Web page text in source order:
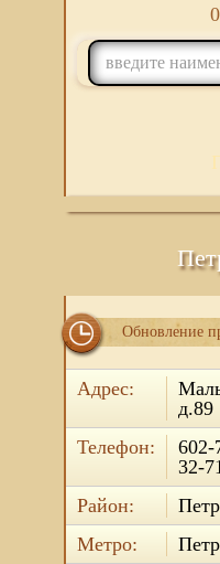
Обновление
Адрес:
д.89
Телефон:
602-
32-
Район:
Метро: